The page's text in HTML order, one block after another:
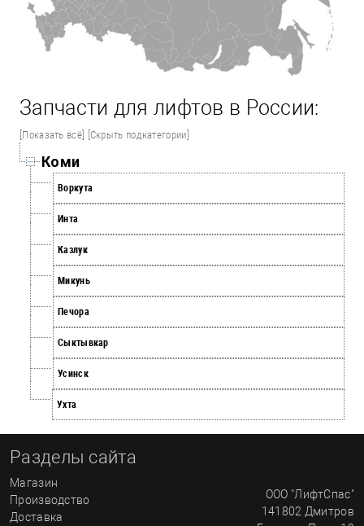
Запчасти для лифтов в России:
[Показать всё] [Скрыть подкатегории]
Коми
Воркута
Инта
Казлук
Микунь
Печора
Сыктывкар
Усинск
Ухта
Разделы сайта
Магазин
Производство
Доставка
ООО "ЛифтСпас"
141802 Дмитров